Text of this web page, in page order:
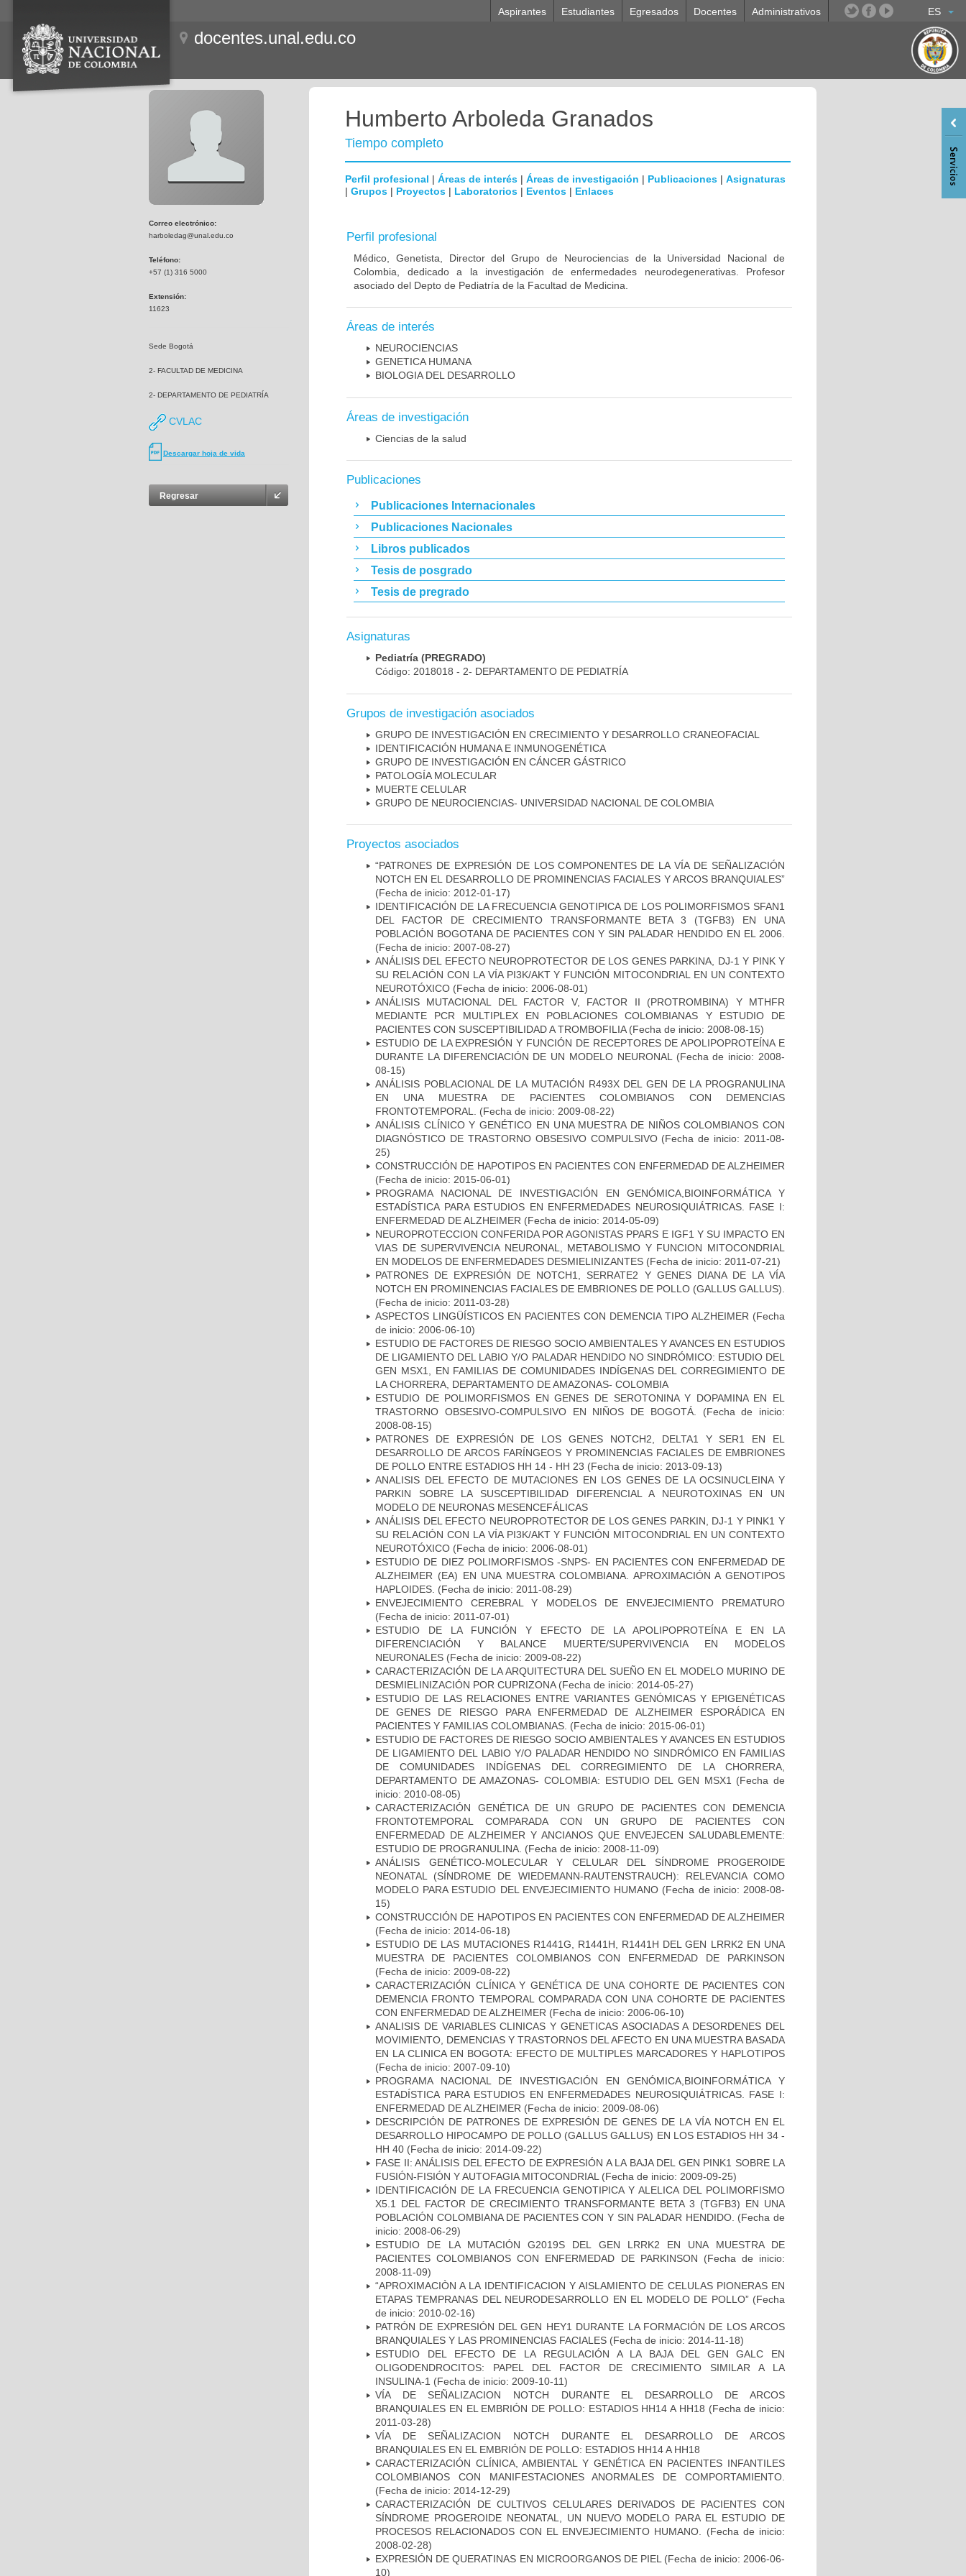
ES
Aspirantes Estudiantes Egresados Docentes Administrativos
docentes.unal.edu.co
Correo electrónico:
harboledag@unal.edu.co
Teléfono:
+57 (1) 316 5000
Extensión:
11623
Sede Bogotá
2- FACULTAD DE MEDICINA
2- DEPARTAMENTO DE PEDIATRÍA
CVLAC
Descargar hoja de vida
Regresar
Humberto Arboleda Granados
Tiempo completo
Perfil profesional | Áreas de interés | Áreas de investigación | Publicaciones | Asignaturas
| Grupos | Proyectos | Laboratorios | Eventos | Enlaces
Perfil profesional
Médico, Genetista, Director del Grupo de Neurociencias de la Universidad Nacional de
Colombia, dedicado a la investigación de enfermedades neurodegenerativas. Profesor
asociado del Depto de Pediatría de la Facultad de Medicina.
Áreas de interés
NEUROCIENCIAS
GENETICA HUMANA
BIOLOGIA DEL DESARROLLO
Áreas de investigación
Ciencias de la salud
Publicaciones
Publicaciones Internacionales
Publicaciones Nacionales
Libros publicados
Tesis de posgrado
Tesis de pregrado
Asignaturas
Pediatría (PREGRADO)
Código: 2018018 - 2- DEPARTAMENTO DE PEDIATRÍA
Grupos de investigación asociados
GRUPO DE INVESTIGACIÓN EN CRECIMIENTO Y DESARROLLO CRANEOFACIAL
IDENTIFICACIÓN HUMANA E INMUNOGENÉTICA
GRUPO DE INVESTIGACIÓN EN CÁNCER GÁSTRICO
PATOLOGÍA MOLECULAR
MUERTE CELULAR
GRUPO DE NEUROCIENCIAS- UNIVERSIDAD NACIONAL DE COLOMBIA
Proyectos asociados
“PATRONES DE EXPRESIÓN DE LOS COMPONENTES DE LA VÍA DE SEÑALIZACIÓN
NOTCH EN EL DESARROLLO DE PROMINENCIAS FACIALES Y ARCOS BRANQUIALES”
(Fecha de inicio: 2012-01-17)
IDENTIFICACIÓN DE LA FRECUENCIA GENOTIPICA DE LOS POLIMORFISMOS SFAN1
DEL FACTOR DE CRECIMIENTO TRANSFORMANTE BETA 3 (TGFB3) EN UNA
POBLACIÓN BOGOTANA DE PACIENTES CON Y SIN PALADAR HENDIDO EN EL 2006.
(Fecha de inicio: 2007-08-27)
ANÁLISIS DEL EFECTO NEUROPROTECTOR DE LOS GENES PARKINA, DJ-1 Y PINK Y
SU RELACIÓN CON LA VÍA PI3K/AKT Y FUNCIÓN MITOCONDRIAL EN UN CONTEXTO
NEUROTÓXICO (Fecha de inicio: 2006-08-01)
ANÁLISIS MUTACIONAL DEL FACTOR V, FACTOR II (PROTROMBINA) Y MTHFR
MEDIANTE PCR MULTIPLEX EN POBLACIONES COLOMBIANAS Y ESTUDIO DE
PACIENTES CON SUSCEPTIBILIDAD A TROMBOFILIA(Fecha de inicio: 2008-08-15)
ESTUDIO DE LA EXPRESIÓN Y FUNCIÓN DE RECEPTORES DE APOLIPOPROTEÍNA E
DURANTE LA DIFERENCIACIÓN DE UN MODELO NEURONAL
(Fecha de inicio: 2008-
08-15)
ANÁLISIS POBLACIONAL DE LA MUTACIÓN R493X DEL GEN DE LA PROGRANULINA
EN UNA MUESTRA DE PACIENTES COLOMBIANOS CON DEMENCIAS
FRONTOTEMPORAL.
(Fecha de inicio: 2009-08-22)
ANÁLISIS CLÍNICO Y GENÉTICO EN UNA MUESTRA DE NIÑOS COLOMBIANOS CON
DIAGNÓSTICO DE TRASTORNO OBSESIVO COMPULSIVO(Fecha de inicio: 2011-08-
25)
CONSTRUCCIÓN DE HAPOTIPOS EN PACIENTES CON ENFERMEDAD DE ALZHEIMER
(Fecha de inicio: 2015-06-01)
PROGRAMA NACIONAL DE INVESTIGACIÓN EN GENÓMICA,BIOINFORMÁTICA Y
ESTADÍSTICA PARA ESTUDIOS EN ENFERMEDADES NEUROSIQUIÁTRICAS. FASE I:
ENFERMEDAD DE ALZHEIMER (Fecha de inicio: 2014-05-09)
NEUROPROTECCION CONFERIDA POR AGONISTAS PPARS E IGF1 Y SU IMPACTO EN
VIAS DE SUPERVIVENCIA NEURONAL, METABOLISMO Y FUNCION MITOCONDRIAL
EN MODELOS DE ENFERMEDADES DESMIELINIZANTES (Fecha de inicio: 2011-07-21)
PATRONES DE EXPRESIÓN DE NOTCH1, SERRATE2 Y GENES DIANA DE LA VÍA
NOTCH EN PROMINENCIAS FACIALES DE EMBRIONES DE POLLO (GALLUS GALLUS).
(Fecha de inicio: 2011-03-28)
ASPECTOS LINGÜÍSTICOS EN PACIENTES CON DEMENCIA TIPO ALZHEIMER (Fecha
de inicio: 2006-06-10)
ESTUDIO DE FACTORES DE RIESGO SOCIO AMBIENTALES Y AVANCES EN ESTUDIOS
DE LIGAMIENTO DEL LABIO Y/O PALADAR HENDIDO NO SINDRÓMICO: ESTUDIO DEL
GEN MSX1, EN FAMILIAS DE COMUNIDADES INDÍGENAS DEL CORREGIMIENTO DE
LA CHORRERA, DEPARTAMENTO DE AMAZONAS- COLOMBIA
ESTUDIO DE POLIMORFISMOS EN GENES DE SEROTONINA Y DOPAMINA EN EL
TRASTORNO OBSESIVO-COMPULSIVO EN NIÑOS DE BOGOTÁ.
(Fecha de inicio:
2008-08-15)
PATRONES DE EXPRESIÓN DE LOS GENES NOTCH2, DELTA1 Y SER1 EN EL
DESARROLLO DE ARCOS FARÍNGEOS Y PROMINENCIAS FACIALES DE EMBRIONES
DE POLLO ENTRE ESTADIOS HH 14 - HH 23 (Fecha de inicio: 2013-09-13)
ANALISIS DEL EFECTO DE MUTACIONES EN LOS GENES DE LA OCSINUCLEINA Y
PARKIN SOBRE LA SUSCEPTIBILIDAD DIFERENCIAL A NEUROTOXINAS EN UN
MODELO DE NEURONAS MESENCEFÁLICAS
ANÁLISIS DEL EFECTO NEUROPROTECTOR DE LOS GENES PARKIN, DJ-1 Y PINK1 Y
SU RELACIÓN CON LA VÍA PI3K/AKT Y FUNCIÓN MITOCONDRIAL EN UN CONTEXTO
NEUROTÓXICO (Fecha de inicio: 2006-08-01)
ESTUDIO DE DIEZ POLIMORFISMOS -SNPS- EN PACIENTES CON ENFERMEDAD DE
ALZHEIMER (EA) EN UNA MUESTRA COLOMBIANA. APROXIMACIÓN A GENOTIPOS
HAPLOIDES. (Fecha de inicio: 2011-08-29)
ENVEJECIMIENTO CEREBRAL Y MODELOS DE ENVEJECIMIENTO PREMATURO
(Fecha de inicio: 2011-07-01)
ESTUDIO DE LA FUNCIÓN Y EFECTO DE LA APOLIPOPROTEÍNA E EN LA
DIFERENCIACIÓN Y BALANCE MUERTE/SUPERVIVENCIA EN MODELOS
NEURONALES (Fecha de inicio: 2009-08-22)
CARACTERIZACIÓN DE LA ARQUITECTURA DEL SUEÑO EN EL MODELO MURINO DE
DESMIELINIZACIÓN POR CUPRIZONA(Fecha de inicio: 2014-05-27)
ESTUDIO DE LAS RELACIONES ENTRE VARIANTES GENÓMICAS Y EPIGENÉTICAS
DE GENES DE RIESGO PARA ENFERMEDAD DE ALZHEIMER ESPORÁDICA EN
PACIENTES Y FAMILIAS COLOMBIANAS. (Fecha de inicio: 2015-06-01)
ESTUDIO DE FACTORES DE RIESGO SOCIO AMBIENTALES Y AVANCES EN ESTUDIOS
DE LIGAMIENTO DEL LABIO Y/O PALADAR HENDIDO NO SINDRÓMICO EN FAMILIAS
DE COMUNIDADES INDÍGENAS DEL CORREGIMIENTO DE LA CHORRERA,
DEPARTAMENTO DE AMAZONAS- COLOMBIA: ESTUDIO DEL GEN MSX1
(Fecha de
inicio: 2010-08-05)
CARACTERIZACIÓN GENÉTICA DE UN GRUPO DE PACIENTES CON DEMENCIA
FRONTOTEMPORAL COMPARADA CON UN GRUPO DE PACIENTES CON
ENFERMEDAD DE ALZHEIMER Y ANCIANOS QUE ENVEJECEN SALUDABLEMENTE:
ESTUDIO DE PROGRANULINA. (Fecha de inicio: 2008-11-09)
ANÁLISIS GENÉTICO-MOLECULAR Y CELULAR DEL SÍNDROME PROGEROIDE
NEONATAL (SÍNDROME DE WIEDEMANN-RAUTENSTRAUCH): RELEVANCIA COMO
MODELO PARA ESTUDIO DEL ENVEJECIMIENTO HUMANO (Fecha de inicio: 2008-08-
15)
CONSTRUCCIÓN DE HAPOTIPOS EN PACIENTES CON ENFERMEDAD DE ALZHEIMER
(Fecha de inicio: 2014-06-18)
ESTUDIO DE LAS MUTACIONES R1441G, R1441H, R1441H DEL GEN LRRK2 EN UNA
MUESTRA DE PACIENTES COLOMBIANOS CON ENFERMEDAD DE PARKINSON
(Fecha de inicio: 2009-08-22)
CARACTERIZACIÓN CLÍNICA Y GENÉTICA DE UNA COHORTE DE PACIENTES CON
DEMENCIA FRONTO TEMPORAL COMPARADA CON UNA COHORTE DE PACIENTES
CON ENFERMEDAD DE ALZHEIMER (Fecha de inicio: 2006-06-10)
ANALISIS DE VARIABLES CLINICAS Y GENETICAS ASOCIADAS A DESORDENES DEL
MOVIMIENTO, DEMENCIAS Y TRASTORNOS DEL AFECTO EN UNA MUESTRA BASADA
EN LA CLINICA EN BOGOTA: EFECTO DE MULTIPLES MARCADORES Y HAPLOTIPOS
(Fecha de inicio: 2007-09-10)
PROGRAMA NACIONAL DE INVESTIGACIÓN EN GENÓMICA,BIOINFORMÁTICA Y
ESTADÍSTICA PARA ESTUDIOS EN ENFERMEDADES NEUROSIQUIÁTRICAS. FASE I:
ENFERMEDAD DE ALZHEIMER (Fecha de inicio: 2009-08-06)
DESCRIPCIÓN DE PATRONES DE EXPRESIÓN DE GENES DE LA VÍA NOTCH EN EL
DESARROLLO HIPOCAMPO DE POLLO (GALLUS GALLUS) EN LOS ESTADIOS HH 34 -
HH 40 (Fecha de inicio: 2014-09-22)
FASE II: ANÁLISIS DEL EFECTO DE EXPRESIÓN A LA BAJA DEL GEN PINK1 SOBRE LA
FUSIÓN-FISIÓN Y AUTOFAGIA MITOCONDRIAL (Fecha de inicio: 2009-09-25)
IDENTIFICACIÓN DE LA FRECUENCIA GENOTIPICA Y ALELICA DEL POLIMORFISMO
X5.1 DEL FACTOR DE CRECIMIENTO TRANSFORMANTE BETA 3 (TGFB3) EN UNA
POBLACIÓN COLOMBIANA DE PACIENTES CON Y SIN PALADAR HENDIDO. (Fecha de
inicio: 2008-06-29)
ESTUDIO DE LA MUTACIÓN G2019S DEL GEN LRRK2 EN UNA MUESTRA DE
PACIENTES COLOMBIANOS CON ENFERMEDAD DE PARKINSON (Fecha de inicio:
2008-11-09)
“APROXIMACIÒN A LA IDENTIFICACION Y AISLAMIENTO DE CELULAS PIONERAS EN
ETAPAS TEMPRANAS DEL NEURODESARROLLO EN EL MODELO DE POLLO”(Fecha
de inicio: 2010-02-16)
PATRÓN DE EXPRESIÓN DEL GEN HEY1 DURANTE LA FORMACIÓN DE LOS ARCOS
BRANQUIALES Y LAS PROMINENCIAS FACIALES (Fecha de inicio: 2014-11-18)
ESTUDIO DEL EFECTO DE LA REGULACIÓN A LA BAJA DEL GEN GALC EN
OLIGODENDROCITOS: PAPEL DEL FACTOR DE CRECIMIENTO SIMILAR A LA
INSULINA-1 (Fecha de inicio: 2009-10-11)
VÍA DE SEÑALIZACION NOTCH DURANTE EL DESARROLLO DE ARCOS
BRANQUIALES EN EL EMBRIÓN DE POLLO: ESTADIOS HH14 A HH18 (Fecha de inicio:
2011-03-28)
VÍA DE SEÑALIZACION NOTCH DURANTE EL DESARROLLO DE ARCOS
BRANQUIALES EN EL EMBRIÓN DE POLLO: ESTADIOS HH14 A HH18
CARACTERIZACIÓN CLÍNICA, AMBIENTAL Y GENÉTICA EN PACIENTES INFANTILES
COLOMBIANOS CON MANIFESTACIONES ANORMALES DE COMPORTAMIENTO.
(Fecha de inicio: 2014-12-29)
CARACTERIZACIÓN DE CULTIVOS CELULARES DERIVADOS DE PACIENTES CON
SÍNDROME PROGEROIDE NEONATAL, UN NUEVO MODELO PARA EL ESTUDIO DE
PROCESOS RELACIONADOS CON EL ENVEJECIMIENTO HUMANO.
(Fecha de inicio:
2008-02-28)
EXPRESIÓN DE QUERATINAS EN MICROORGANOS DE PIEL (Fecha de inicio: 2006-06-
10)